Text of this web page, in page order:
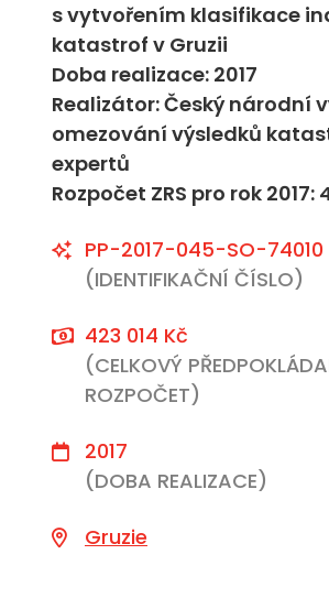
s vytvořením klasifikace
katastrof v Gruzii
Doba realizace: 2017
Realizátor: Český národní
omezování výsledků
expertů
Rozpočet ZRS pro rok 2017:
PP-2017-045-SO-74010
(IDENTIFIKAČNÍ ČÍSLO)
423 014 Kč
(CELKOVÝ
ROZPOČET)
2017
(DOBA REALIZACE)
Gruzie